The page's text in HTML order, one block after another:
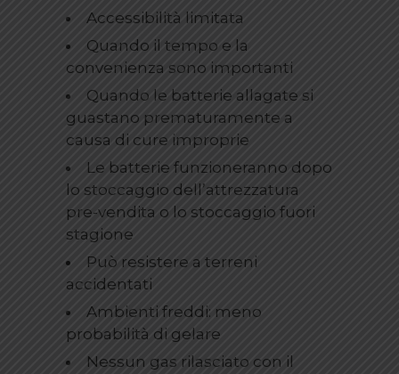
Accessibilità limitata
Quando il tempo e la
convenienza sono importanti
Quando le batterie allagate si
guastano prematuramente a
causa di cure improprie
Le batterie funzioneranno dopo
lo stoccaggio dell’attrezzatura
pre-vendita o lo stoccaggio fuori
stagione
Può resistere a terreni
accidentati
Ambienti freddi: meno
probabilità di gelare
Nessun gas rilasciato con il